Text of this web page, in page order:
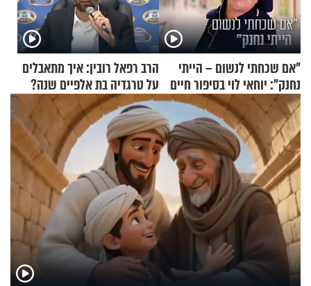
"אם שכחתי לנשום – הייתי
נחנק": יוחאי לוי בסיפור חיים
מעורר השראה
הרב רפאל רובין: איך מתאבלים
על טרגדיה בת אלפיים שנה?